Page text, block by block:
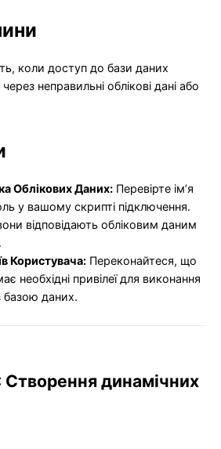
коли доступ до бази даних
неправильні облікові дані або
Облікових Даних: Перевірте ім’я
у вашому скрипті підключення.
відповідають обліковим даним
Користувача: Переконайтеся, що
необхідні привілеї для виконання
базою даних.
Створення динамічних